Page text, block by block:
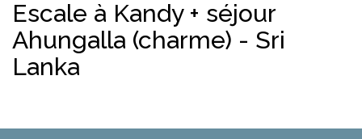
Escale à Kandy + séjour
Ahungalla (charme) - Sri
Lanka